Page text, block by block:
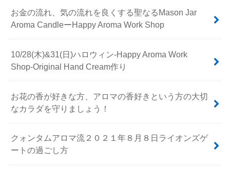
お金の流れ、気の流れを良くする聖なるMason Jar
Aroma CandleーHappy Aroma Work Shop
10/28(木)&31(日)ハロウィン-Happy Aroma Work
Shop-Original Hand Cream作り
お花の香が好きな方、アロマの香好きという方の大切
なカラダを守りましょう！
クォンタムアロマ流２０２１年８月８日ライオンズゲ
ートの過ごし方